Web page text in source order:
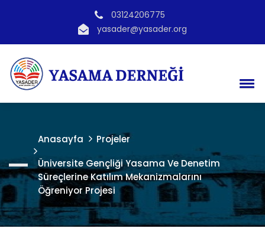
03124206775
yasader@yasader.org
Anasayfa
Projeler
Üniversite Gençliği Yasama Ve Denetim
Süreçlerine Katılım Mekanizmalarını
Öğreniyor Projesi